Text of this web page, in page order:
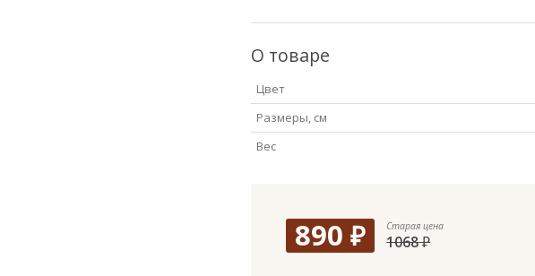
О товаре
Цвет
Размеры, см
Вес
890 ₽ Старая цена
1068₽